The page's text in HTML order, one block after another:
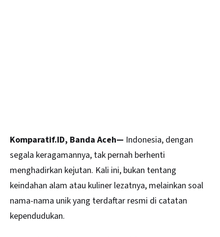
Komparatif.ID, Banda Aceh— Indonesia, dengan
segala keragamannya, tak pernah berhenti
menghadirkan kejutan. Kali ini, bukan tentang
keindahan alam atau kuliner lezatnya, melainkan soal
nama-nama unik yang terdaftar resmi di catatan
kependudukan.